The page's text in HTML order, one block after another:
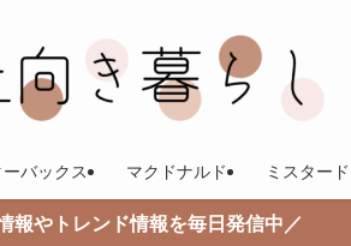
ーバックス マクドナルド ミスター
報やトレンド情報を毎日発信中／